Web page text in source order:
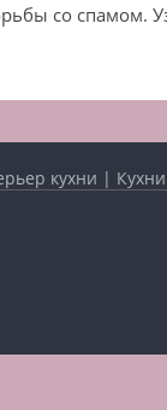
со спамом.
кухни |